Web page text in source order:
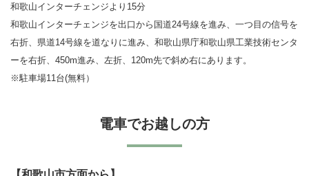
和歌山インターチェンジより15分
和歌山インターチェンジを出口から国道24号線を進み、一つ目の信号を
右折、県道14号線を道なりに進み、和歌山県庁和歌山県工業技術センタ
ーを右折、450m進み、左折、120m先で斜め右にあります。
※駐車場11台(無料）
電車でお越しの方